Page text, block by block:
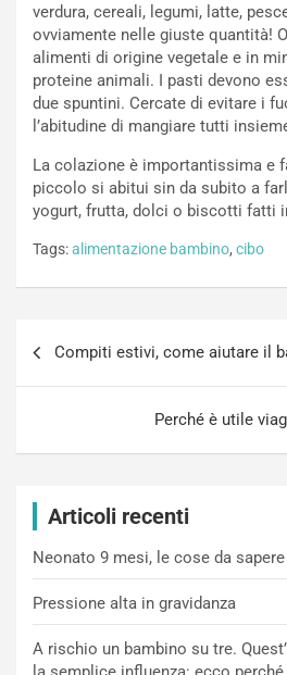
verdura, cereali, legumi, latte,
ovviamente nelle giuste quantità!
alimenti di origine vegetale e in
proteine animali. I pasti devono
due spuntini. Cercate di evitare i
l’abitudine di mangiare tutti
La colazione è importantissima e
piccolo si abitui sin da subito a
yogurt, frutta, dolci o biscotti fatti
Tags:alimentazione bambino, cibo
articoli
Compiti estivi, come aiutare il
Perché è utile
Articoli recenti
Neonato 9 mesi, le cose da sapere
Pressione alta in gravidanza
A rischio un bambino su tre.